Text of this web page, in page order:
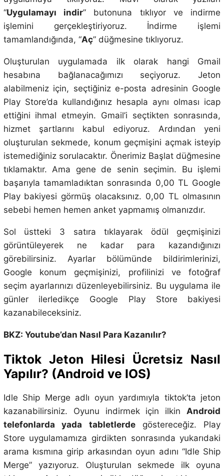
“Uygulamayı indir” butonuna tıklıyor ve indirme
işlemini gerçekleştiriyoruz. İndirme işlemi
tamamlandığında, “Aç” düğmesine tıklıyoruz.
Oluşturulan uygulamada ilk olarak hangi Gmail
hesabına bağlanacağımızı seçiyoruz. Jeton
alabilmeniz için, seçtiğiniz e-posta adresinin Google
Play Store’da kullandığınız hesapla aynı olması icap
ettiğini ihmal etmeyin. Gmail’i seçtikten sonrasında,
hizmet şartlarını kabul ediyoruz. Ardından yeni
oluşturulan sekmede, konum geçmişini açmak isteyip
istemediğiniz sorulacaktır. Önerimiz Başlat düğmesine
tıklamaktır. Ama gene de senin seçimin. Bu işlemi
başarıyla tamamladıktan sonrasında 0,00 TL Google
Play bakiyesi görmüş olacaksınız. 0,00 TL olmasının
sebebi hemen hemen anket yapmamış olmanızdır.
Sol üstteki 3 satıra tıklayarak ödül geçmişinizi
görüntüleyerek ne kadar para kazandığınızı
görebilirsiniz. Ayarlar bölümünde bildirimlerinizi,
Google konum geçmişinizi, profilinizi ve fotoğraf
seçim ayarlarınızı düzenleyebilirsiniz. Bu uygulama ile
günler ilerledikçe Google Play Store bakiyesi
kazanabileceksiniz.
BKZ: Youtube’dan Nasıl Para Kazanılır?
Tiktok Jeton Hilesi Ücretsiz Nasıl
Yapılır? (Android ve IOS)
Idle Ship Merge adlı oyun yardımıyla tiktok’ta jeton
kazanabilirsiniz. Oyunu indirmek için ilkinAndroid
telefonlarda yada tabletlerdegöstereceğiz. Play
Store uygulamamıza girdikten sonrasında yukarıdaki
arama kısmına girip arkasından oyun adını “Idle Ship
Merge” yazıyoruz. Oluşturulan sekmede ilk oyuna